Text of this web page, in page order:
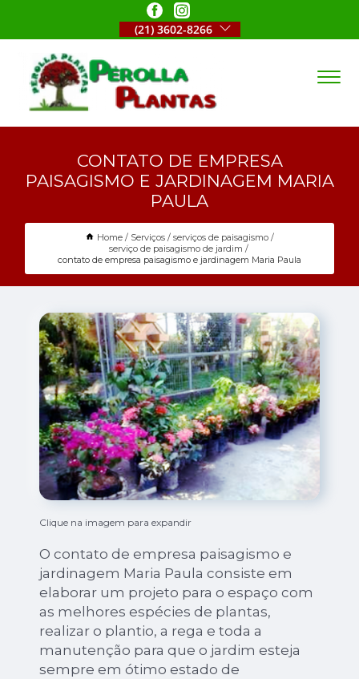
(21) 3602-8266
CONTATO DE EMPRESA
PAISAGISMO E JARDINAGEM MARIA
PAULA
Home Serviços
serviços de paisagismo
serviço de paisagismo de jardim
contato de empresa paisagismo e jardinagem Maria Paula
Clique na imagem para expandir
O contato de empresa paisagismo e
jardinagem Maria Paula consiste em
elaborar um projeto para o espaço com
as melhores espécies de plantas,
realizar o plantio, a rega e toda a
manutenção para que o jardim esteja
sempre em ótimo estado de